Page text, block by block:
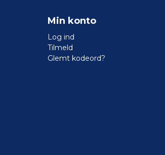
Min konto
Log ind
Tilmeld
Glemt kodeord?